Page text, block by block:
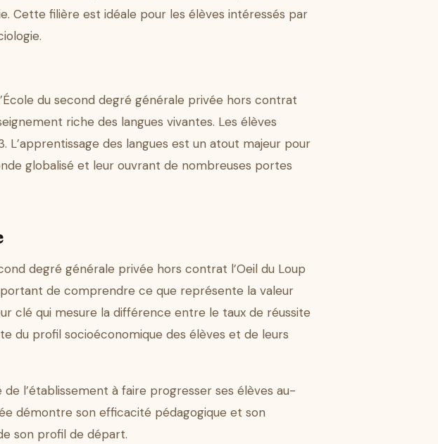
Cette filière est idéale pour les élèves intéressés par
du second degré générale privée hors contrat
riche des langues vivantes. Les élèves
L’apprentissage des langues est un atout majeur pour
globalisé et leur ouvrant de nombreuses portes
degré générale privée hors contrat l’Oeil du Loup
de comprendre ce que représente la valeur
clé qui mesure la différence entre le taux de réussite
du profil socioéconomique des élèves et de leurs
l’établissement à faire progresser ses élèves au-
démontre son efficacité pédagogique et son
son profil de départ.